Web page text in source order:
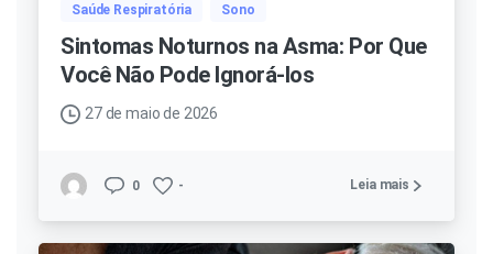
Saúde Respiratória
Sono
Sintomas Noturnos na Asma: Por Que
Você Não Pode Ignorá-los
27 de maio de 2026
0 - Leia mais